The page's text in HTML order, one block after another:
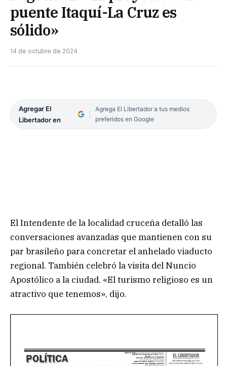
puente Itaquí-La Cruz es
sólido»
14 de octubre de 2024
Agregar El
Libertador en
Agrega El Libertador a tus medios
preferidos en Google
El Intendente de la localidad cruceña detalló las
conversaciones avanzadas que mantienen con su
par brasileño para concretar el anhelado viaducto
regional. También celebró la visita del Nuncio
Apostólico a la ciudad. «El turismo religioso es un
atractivo que tenemos», dijo.